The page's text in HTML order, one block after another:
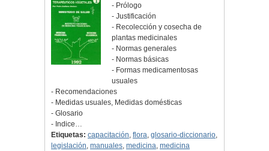
- Prólogo
- Justificación
- Recolección y cosecha de
plantas medicinales
- Normas generales
- Normas básicas
- Formas medicamentosas
usuales
- Recomendaciones
- Medidas usuales, Medidas domésticas
- Glosario
- Indice…
Etiquetas: capacitación, flora, glosario-diccionario,
legislación, manuales, medicina, medicina